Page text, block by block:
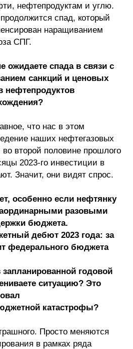
нефтепродуктам и углю.
спад, который
наращиванием
СПГ.
спада в связи с
санкций и ценовых
нефтепродуктов
что нас в этом
наших нефтегазовых
второй половине прошлого
2023-го инвестиции в
Значит, они видят спрос.
особенно если нефтянку
разовыми
бюджета.
дебют 2023 года: за
федерального бюджета
запланированной годовой
ситуацию? Это
катастрофы?
Просто меняются
в рамках ряда